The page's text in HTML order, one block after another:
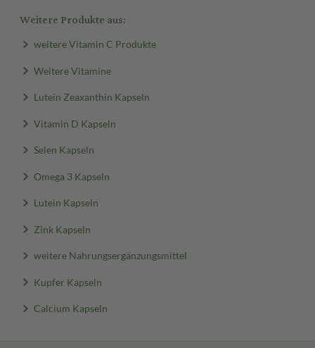
Weitere Produkte aus:
weitere Vitamin C Produkte
Weitere Vitamine
Lutein Zeaxanthin Kapseln
Vitamin D Kapseln
Selen Kapseln
Omega 3 Kapseln
Lutein Kapseln
Zink Kapseln
weitere Nahrungsergänzungsmittel
Kupfer Kapseln
Calcium Kapseln